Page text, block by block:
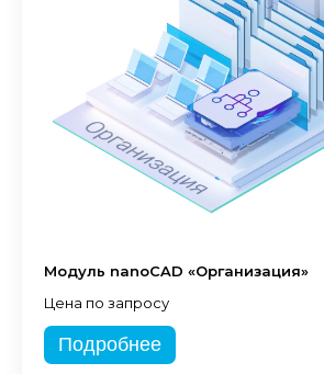
Модуль nanoCAD «Организация»
Цена по запросу
Подробнее